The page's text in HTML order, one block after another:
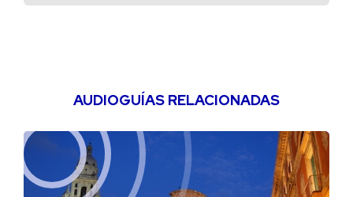
AUDIOGUÍAS RELACIONADAS